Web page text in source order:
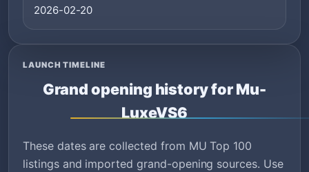
2026-02-20
LAUNCH TIMELINE
Grand opening history for Mu-
LuxeVS6
These dates are collected from MU Top 100
listings and imported grand-opening sources. Use